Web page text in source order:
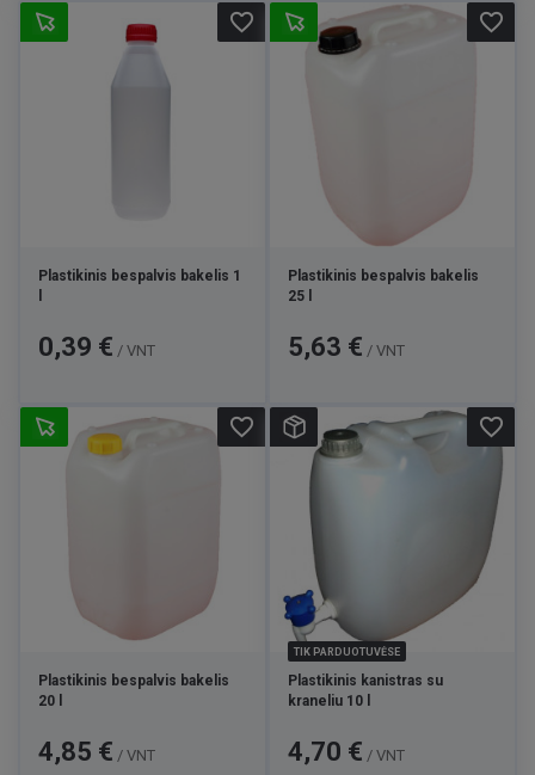
Plastikinis bespalvis bakelis 1
Kaina
0,39 € / VNT
favorite_border
Plastikinis bespalvis bakelis
25 l
Kaina
5,63 € / VNT
favorite_border
Plastikinis bespalvis bakelis
20 l
Kaina
4,85 € / VNT
favorite_border
TIK PARDUOTUVĖSE
Plastikinis kanistras su
kraneliu 10 l
Kaina
4,70 € / VNT
favorite_border